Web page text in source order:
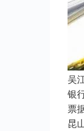
吴
银
票
昆